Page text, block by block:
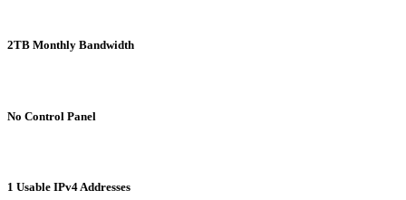
2TB Monthly Bandwidth
No Control Panel
1 Usable IPv4 Addresses